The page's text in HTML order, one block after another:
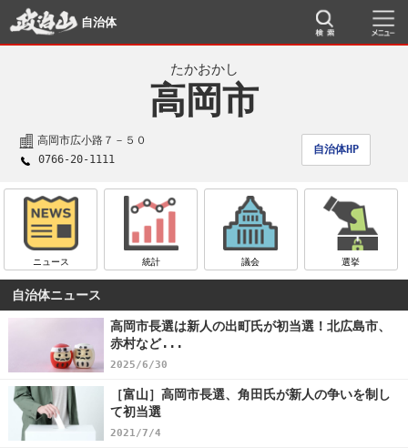
自治体
たかおかし
高岡市
高岡市広小路７－５０
自治体HP
0766-20-1111
ニュース 統計 議会 選挙
自治体ニュース
高岡市長選は新人の出町氏が初当選！北広島市、
赤村など...
2025/6/30
［富山］高岡市長選、角田氏が新人の争いを制し
て初当選
2021/7/4